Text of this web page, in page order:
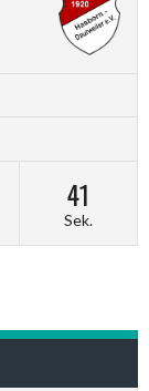
40
Sek.